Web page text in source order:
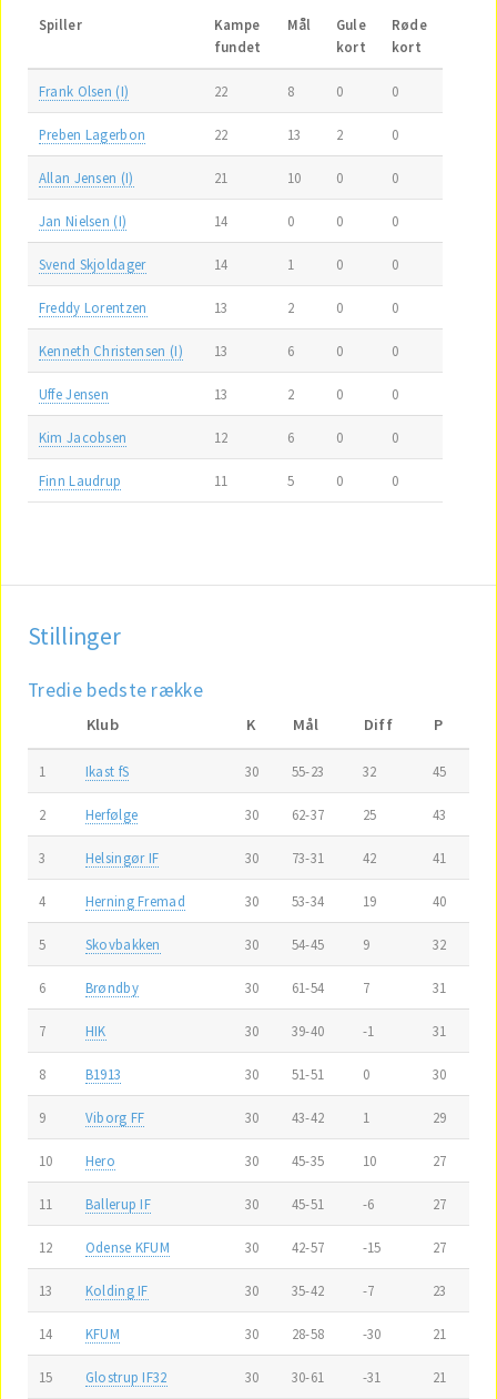
Spiller
Kampe
fundet
Mål
Gule
kort
Røde
kort
Frank Olsen (I) 22 8 0 0
Preben Lagerbon 22 13 2 0
Allan Jensen (I) 21 10 0 0
Jan Nielsen (I) 14 0 0 0
Svend Skjoldager 14 1 0 0
Freddy Lorentzen 13 2 0 0
Kenneth Christensen (I) 13 6 0 0
Uffe Jensen 13 2 0 0
Kim Jacobsen 12 6 0 0
Finn Laudrup 11 5 0 0
Stillinger
Tredie bedste række
Klub K Mål Diff P
1 Ikast fS 30 55-23 32 45
2 Herfølge 30 62-37 25 43
3 Helsingør IF 30 73-31 42 41
4 Herning Fremad 30 53-34 19 40
5 Skovbakken 30 54-45 9 32
6 Brøndby 30 61-54 7 31
7 HIK 30 39-40 -1 31
8 B1913 30 51-51 0 30
9 Viborg FF 30 43-42 1 29
10 Hero 30 45-35 10 27
11 Ballerup IF 30 45-51 -6 27
12 Odense KFUM 30 42-57 -15 27
13 Kolding IF 30 35-42 -7 23
14 KFUM 30 28-58 -30 21
15 Glostrup IF32 30 30-61 -31 21